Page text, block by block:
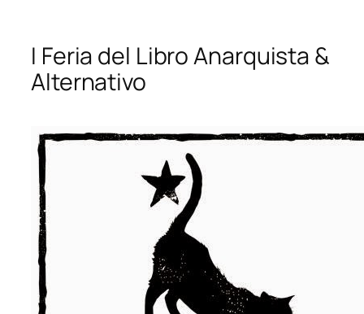
I Feria del Libro Anarquista &
Alternativo